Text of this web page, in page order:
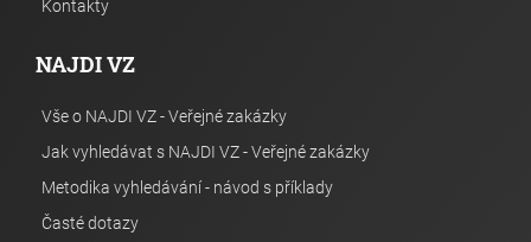
Kontakty
NAJDI VZ
Vše o NAJDI VZ - Veřejné zakázky
Jak vyhledávat s NAJDI VZ - Veřejné zakázky
Metodika vyhledávání - návod s příklady
Časté dotazy